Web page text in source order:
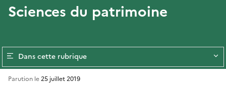
Sciences du patrimoine
Dans cette rubrique
Parution le25 juillet 2019